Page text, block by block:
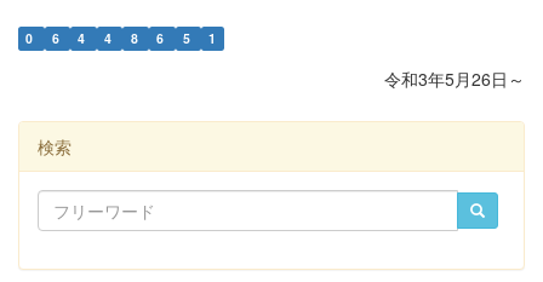
0 6 4 4 8 6 5 1
令和3年5月26日～
検索